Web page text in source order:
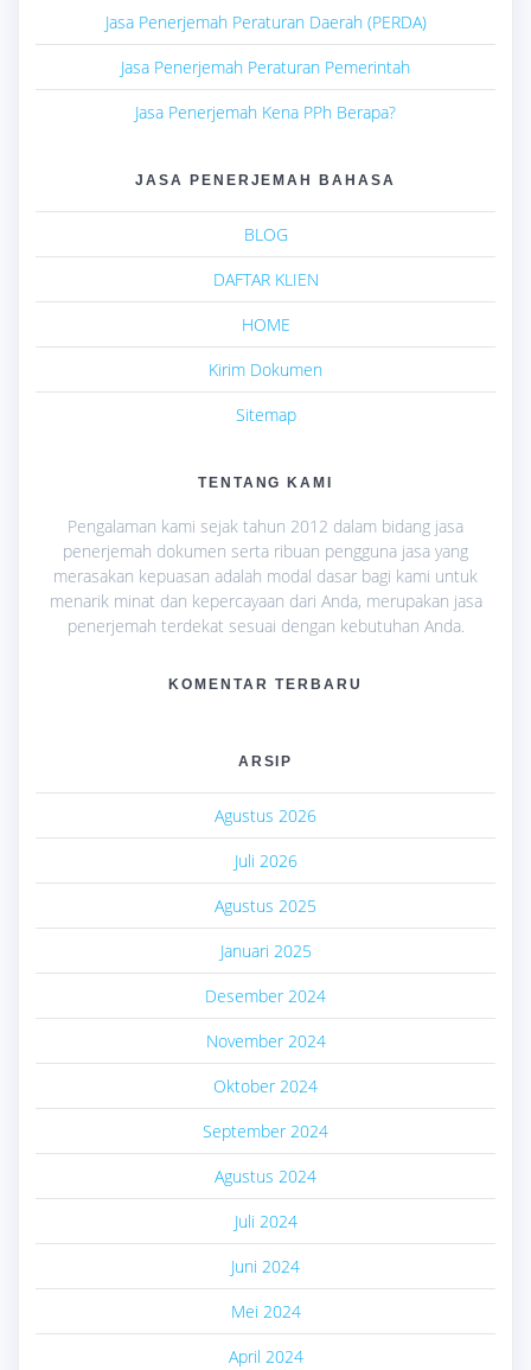
Jasa Penerjemah Peraturan Daerah (PERDA)
Jasa Penerjemah Peraturan Pemerintah
Jasa Penerjemah Kena PPh Berapa?
JASA PENERJEMAH BAHASA
BLOG
DAFTAR KLIEN
HOME
Kirim Dokumen
Sitemap
TENTANG KAMI
Pengalaman kami sejak tahun 2012 dalam bidang jasa
penerjemah dokumen serta ribuan pengguna jasa yang
merasakan kepuasan adalah modal dasar bagi kami untuk
menarik minat dan kepercayaan dari Anda, merupakan jasa
penerjemah terdekat sesuai dengan kebutuhan Anda.
KOMENTAR TERBARU
ARSIP
Agustus 2026
Juli 2026
Agustus 2025
Januari 2025
Desember 2024
November 2024
Oktober 2024
September 2024
Agustus 2024
Juli 2024
Juni 2024
Mei 2024
April 2024